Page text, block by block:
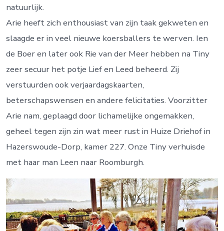
natuurlijk.
Arie heeft zich enthousiast van zijn taak gekweten en
slaagde er in veel nieuwe koersballers te werven. Ien
de Boer en later ook Rie van der Meer hebben na Tiny
zeer secuur het potje Lief en Leed beheerd. Zij
verstuurden ook verjaardagskaarten,
beterschapswensen en andere felicitaties. Voorzitter
Arie nam, geplaagd door lichamelijke ongemakken,
geheel tegen zijn zin wat meer rust in Huize Driehof in
Hazerswoude-Dorp, kamer 227. Onze Tiny verhuisde
met haar man Leen naar Roomburgh.